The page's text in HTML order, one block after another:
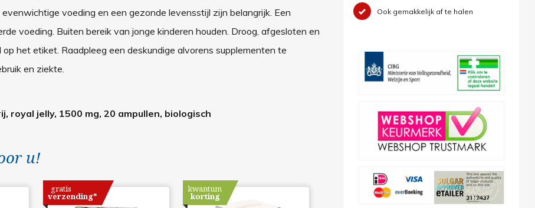
voeding en een gezonde levensstijl zijn belangrijk. Een
voeding. Buiten bereik van jonge kinderen houden. Droog, afgesloten en
het etiket. Raadpleeg een deskundige alvorens supplementen te
en ziekte.
royal jelly, 1500 mg, 20 ampullen, biologisch
u!
gratis
verzending*
kwantum
korting
Ook gemakkelijk af te halen